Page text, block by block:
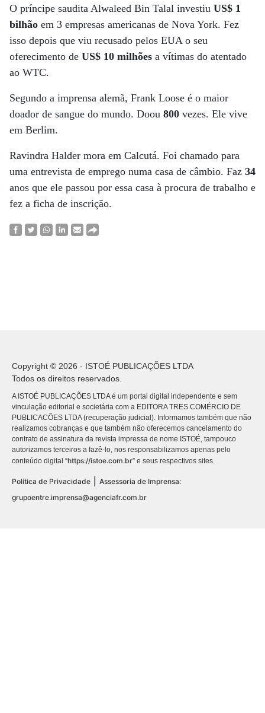
O príncipe saudita Alwaleed Bin Talal investiu US$ 1
bilhão em 3 empresas americanas de Nova York. Fez
isso depois que viu recusado pelos EUA o seu
oferecimento de US$ 10 milhões a vítimas do atentado
ao WTC.
Segundo a imprensa alemã, Frank Loose é o maior
doador de sangue do mundo. Doou 800 vezes. Ele vive
em Berlim.
Ravindra Halder mora em Calcutá. Foi chamado para
uma entrevista de emprego numa casa de câmbio. Faz 34
anos que ele passou por essa casa à procura de trabalho e
fez a ficha de inscrição.
Copyright © 2026 - ISTOÉ PUBLICAÇÕES LTDA
Todos os direitos reservados.
A ISTOÉ PUBLICAÇÕES LTDA é um portal digital independente e sem
vinculação editorial e societária com a EDITORA TRES COMÉRCIO DE
PUBLICACÕES LTDA (recuperação judicial). Informamos também que não
realizamos cobranças e que também não oferecemos cancelamento do
contrato de assinatura da revista impressa de nome ISTOÉ, tampouco
autorizamos terceiros a fazê-lo, nos responsabilizamos apenas pelo
conteúdo digital “https://istoe.com.br” e seus respectivos sites.
Política de Privacidade
Assessoria de Imprensa:
grupoentre.imprensa@agenciafr.com.br